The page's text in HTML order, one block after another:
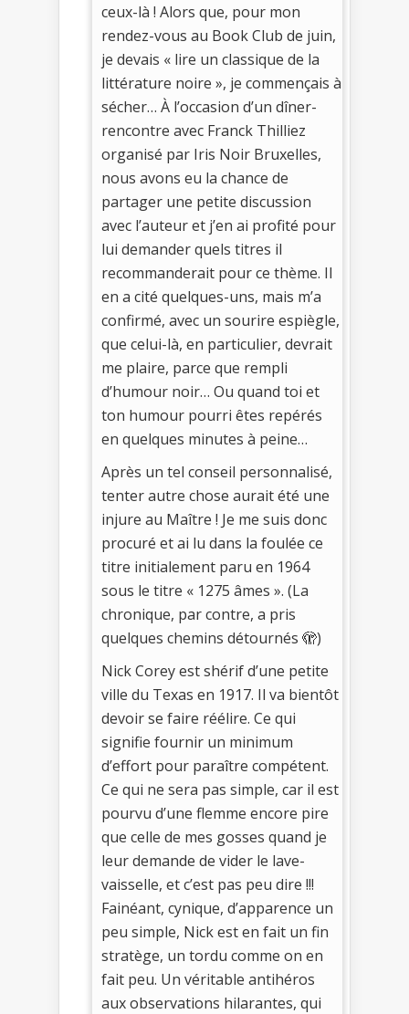
ceux-là ! Alors que, pour mon
rendez-vous au Book Club de juin,
je devais « lire un classique de la
littérature noire », je commençais à
sécher… À l’occasion d’un dîner-
rencontre avec Franck Thilliez
organisé par Iris Noir Bruxelles,
nous avons eu la chance de
partager une petite discussion
avec l’auteur et j’en ai profité pour
lui demander quels titres il
recommanderait pour ce thème. Il
en a cité quelques-uns, mais m’a
confirmé, avec un sourire espiègle,
que celui-là, en particulier, devrait
me plaire, parce que rempli
d’humour noir… Ou quand toi et
ton humour pourri êtes repérés
en quelques minutes à peine…
Après un tel conseil personnalisé,
tenter autre chose aurait été une
injure au Maître ! Je me suis donc
procuré et ai lu dans la foulée ce
titre initialement paru en 1964
sous le titre « 1275 âmes ». (La
chronique, par contre, a pris
quelques chemins détournés 🫣)
Nick Corey est shérif d’une petite
ville du Texas en 1917. Il va bientôt
devoir se faire réélire. Ce qui
signifie fournir un minimum
d’effort pour paraître compétent.
Ce qui ne sera pas simple, car il est
pourvu d’une flemme encore pire
que celle de mes gosses quand je
leur demande de vider le lave-
vaisselle, et c’est pas peu dire !!!
Fainéant, cynique, d’apparence un
peu simple, Nick est en fait un fin
stratège, un tordu comme on en
fait peu. Un véritable antihéros
aux observations hilarantes, qui